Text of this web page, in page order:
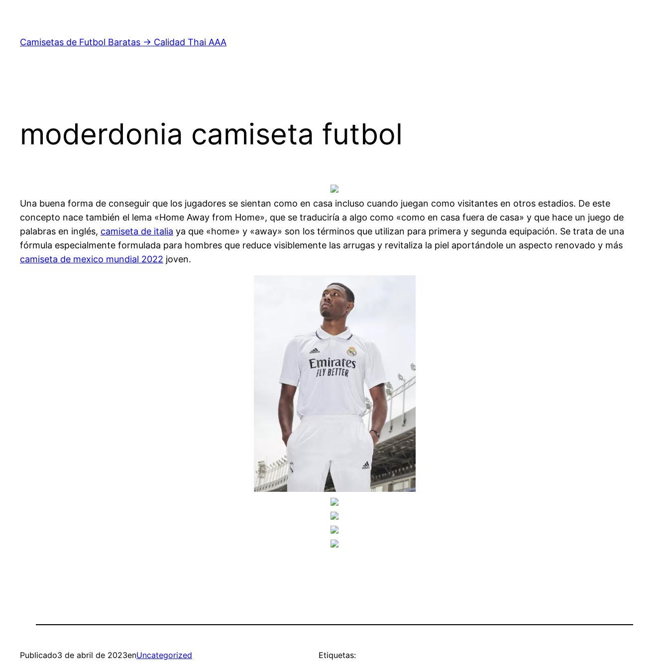
contenido
Camisetas de Futbol Baratas → Calidad Thai AAA
moderdonia camiseta futbol
Una buena forma de conseguir que los jugadores se sientan como en casa incluso cuando juegan como visitantes en otros estadios. De este
concepto nace también el lema «Home Away from Home», que se traduciría a algo como «como en casa fuera de casa» y que hace un juego de
palabras en inglés, camiseta de italia ya que «home» y «away» son los términos que utilizan para primera y segunda equipación. Se trata de una
fórmula especialmente formulada para hombres que reduce visiblemente las arrugas y revitaliza la piel aportándole un aspecto renovado y más
camiseta de mexico mundial 2022 joven.
Publicado3 de abril de 2023enUncategorized Etiquetas: